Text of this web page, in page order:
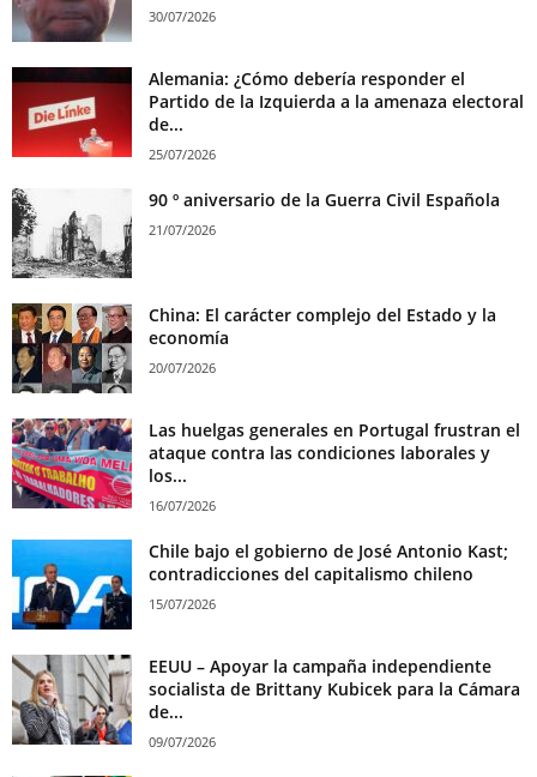
30/07/2026
Alemania: ¿Cómo debería responder el
Partido de la Izquierda a la amenaza electoral
de...
25/07/2026
90 º aniversario de la Guerra Civil Española
21/07/2026
China: El carácter complejo del Estado y la
economía
20/07/2026
Las huelgas generales en Portugal frustran el
ataque contra las condiciones laborales y
los...
16/07/2026
Chile bajo el gobierno de José Antonio Kast;
contradicciones del capitalismo chileno
15/07/2026
EEUU – Apoyar la campaña independiente
socialista de Brittany Kubicek para la Cámara
de...
09/07/2026